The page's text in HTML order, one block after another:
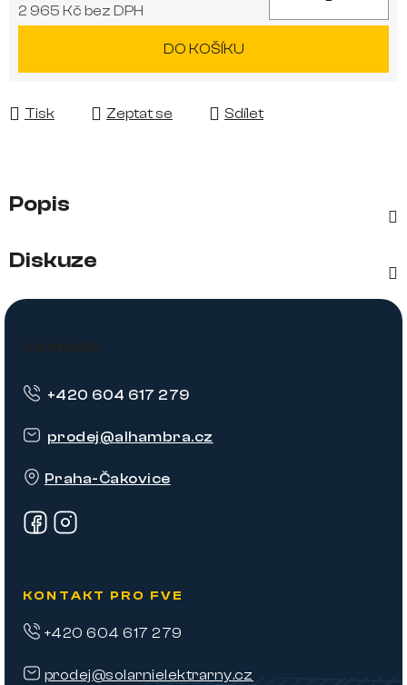
2 965 Kč bez DPH
DO KOŠÍKU
Tisk Zeptat se Sdílet
Popis
Diskuze
Z
Kontakt
prodej@alhambra.cz
Praha-Čakovice
+420 604 617 279
KONTAKT PRO FVE
prodej@solarnielektrarny.cz
+420 604 617 279